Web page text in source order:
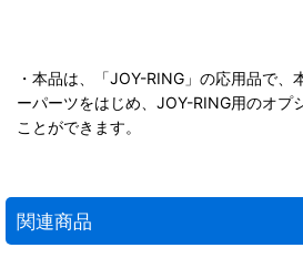
・本品は、「JOY-RING」の応用品で、
ーパーツをはじめ、JOY-RING用のオプ
ことができます。
関連商品